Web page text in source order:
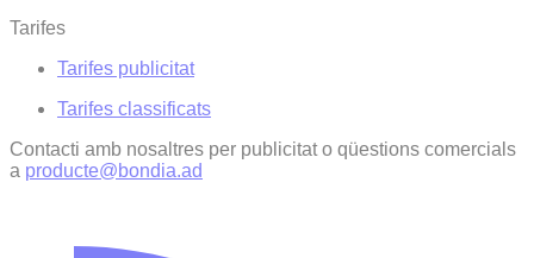
Tarifes
Tarifes publicitat
Tarifes classificats
Contacti amb nosaltres per publicitat o qüestions comercials
a producte@bondia.ad